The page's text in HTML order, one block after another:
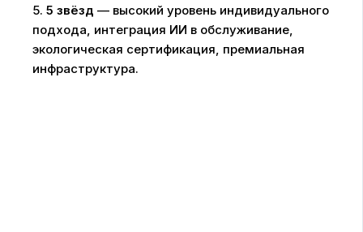
5.5 звёзд — высокий уровень индивидуального
подхода, интеграция ИИ в обслуживание,
экологическая сертификация, премиальная
инфраструктура.